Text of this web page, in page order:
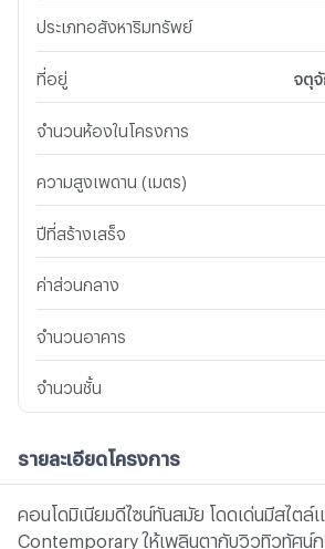
ประเภทอสังหาริมทรัพย์
ที่อยู่ จตุจั
จำนวนห้องในโครงการ
ความสูงเพดาน (เมตร)
ปีที่สร้างเสร็จ
ค่าส่วนกลาง
จำนวนอาคาร
จำนวนชั้น
รายละเอียดโครงการ
คอนโดมิเนียมดีไซน์ทันสมัย โดดเด่นมีสไตล์
Contemporary ให้เพลินตากับวิวทิวทัศน์ก